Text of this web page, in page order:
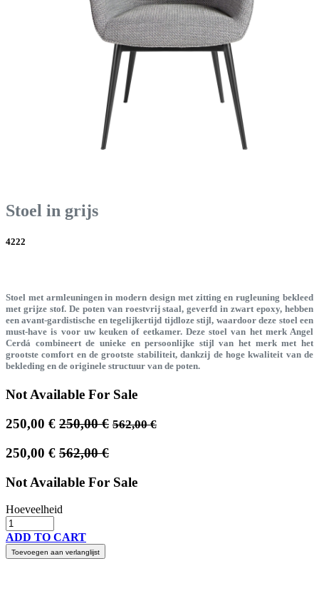
Stoel in grijs
4222
Stoel met armleuningen in modern design met zitting en rugleuning bekleed
met grijze stof. De poten van roestvrij staal, geverfd in zwart epoxy, hebben
een avant-gardistische en tegelijkertijd tijdloze stijl, waardoor deze stoel een
must-have is voor uw keuken of eetkamer. Deze stoel van het merk Angel
Cerdá combineert de unieke en persoonlijke stijl van het merk met het
grootste comfort en de grootste stabiliteit, dankzij de hoge kwaliteit van de
bekleding en de originele structuur van de poten.
Not Available For Sale
250,00 € 250,00€ 562,00€
250,00 € 562,00€
Not Available For Sale
Hoeveelheid
ADD TO CART
Toevoegen aan verlanglijst